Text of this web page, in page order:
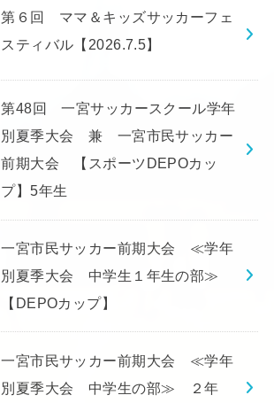
第６回 ママ＆キッズサッカーフェ
スティバル【2026.7.5】
第48回 一宮サッカースクール学年
別夏季大会 兼 一宮市民サッカー
前期大会 【スポーツDEPOカッ
プ】5年生
一宮市民サッカー前期大会 ≪学年
別夏季大会 中学生１年生の部≫
【DEPOカップ】
一宮市民サッカー前期大会 ≪学年
別夏季大会 中学生の部≫ ２年